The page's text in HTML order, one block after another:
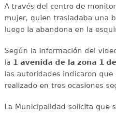
A través del centro de
mujer, quien trasladaba una
luego la abandona en la
Según la información del
la 1 avenida de la zona 1
las autoridades indicaron que
realizado en tres ocasiones
La Municipalidad solicita que